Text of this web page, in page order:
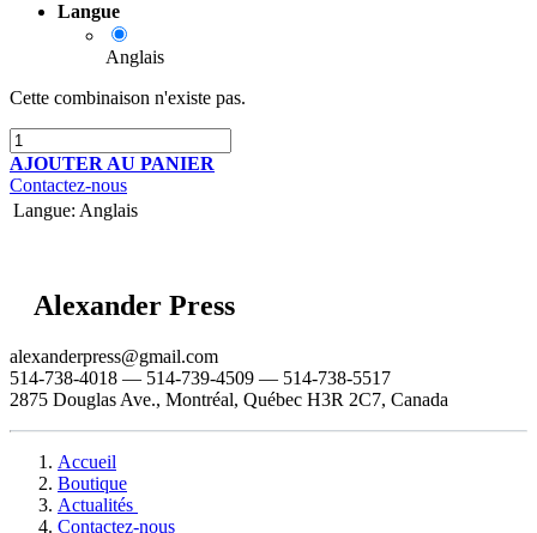
Langue
Anglais
Cette combinaison n'existe pas.
AJOUTER AU PANIER
Contactez-nous
Langue: Anglais
Alexander Press
alexanderpress@gmail.com
514-738-4018 — 514-739-4509 — 514-738-5517
2875 Douglas Ave., Montréal, Québec H3R 2C7, Canada
Accueil
Boutique
Actualités
Contactez-nous